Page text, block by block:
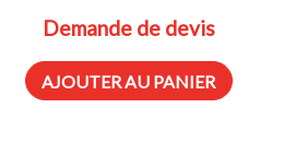
Demande de devis
AJOUTER AU PANIER